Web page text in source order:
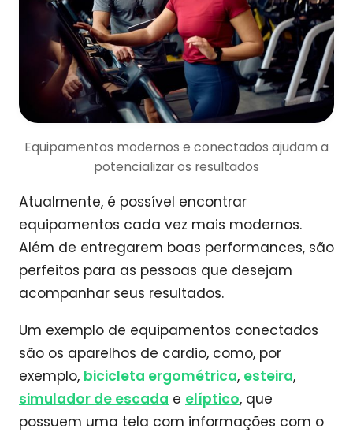
Equipamentos modernos e conectados ajudam a
potencializar os resultados
Atualmente, é possível encontrar
equipamentos cada vez mais modernos.
Além de entregarem boas performances, são
perfeitos para as pessoas que desejam
acompanhar seus resultados.
Um exemplo de equipamentos conectados
são os aparelhos de cardio, como, por
exemplo, bicicleta ergométrica, esteira,
simulador de escada e elíptico, que
possuem uma tela com informações com o